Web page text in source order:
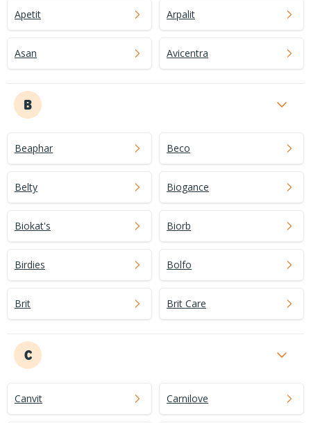
Apetit Arpalit
Asan Avicentra
B
Beaphar Beco
Belty Biogance
Biokat's Biorb
Birdies Bolfo
Brit Brit Care
C
Canvit Carnilove